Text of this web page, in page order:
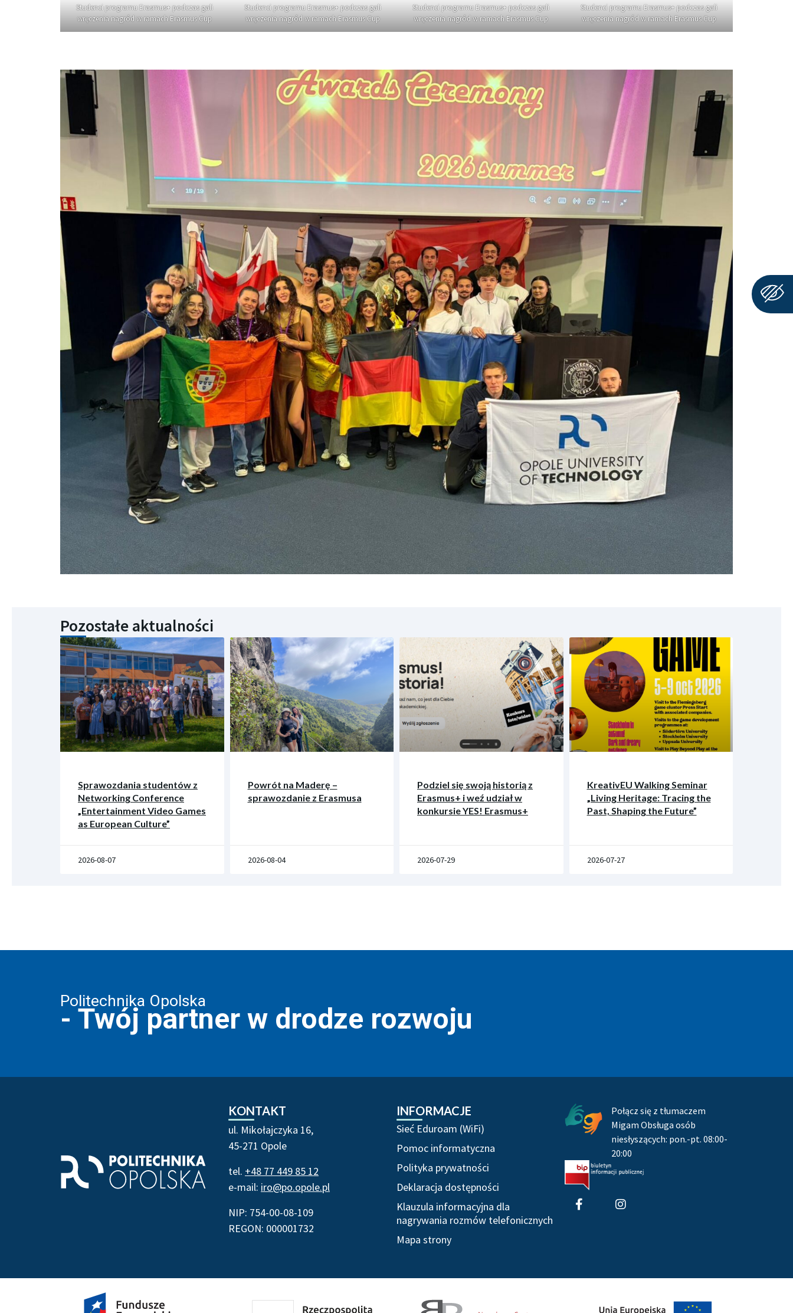
Studenci programu Erasmus+ podczas gali
wręczenia nagród w ramach Erasmus Cup
Studenci programu Erasmus+ podczas gali
wręczenia nagród w ramach Erasmus Cup
Studenci programu Erasmus+ podczas gali
wręczenia nagród w ramach Erasmus Cup
Studenci programu Erasmus+ podczas gali
wręczenia nagród w ramach Erasmus Cup
Pozostałe aktualności
Sprawozdania studentów z
Networking Conference
„Entertainment Video Games
as European Culture”
2026-08-07
Powrót na Maderę –
sprawozdanie z Erasmusa
2026-08-04
Podziel się swoją historią z
Erasmus+ i weź udział w
konkursie YES! Erasmus+
2026-07-29
KreativEU Walking Seminar
„Living Heritage: Tracing the
Past, Shaping the Future”
2026-07-27
Politechnika Opolska
- Twój partner w drodze rozwoju
Stopka strony - kontakt i informacje
KONTAKT
ul. Mikołajczyka 16,
45-271 Opole
tel. +48 77 449 85 12
e-mail: iro@po.opole.pl
NIP: 754-00-08-109
REGON: 000001732
INFORMACJE
Sieć Eduroam (WiFi)
Pomoc informatyczna
Polityka prywatności
Deklaracja dostępności
Klauzula informacyjna dla
nagrywania rozmów telefonicznych
Mapa strony
PozostałePołącz się z tłumaczem
Migam Obsługa osób
niesłyszących: pon.-pt. 08:00-
20:00
F
a
k
I
n
a